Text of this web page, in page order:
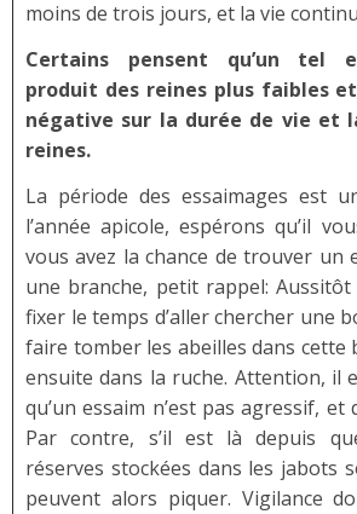
moins de trois jours, et la vie
Certains pensent qu’un tel
produit des reines plus faibles
négative sur la durée de vie et
reines.
La période des essaimages est
l’année apicole, espérons qu’il
vous avez la chance de trouver un
une branche, petit rappel:
fixer le temps d’aller chercher une
faire tomber les abeilles dans cette
ensuite dans la ruche. Attention, il
qu’un essaim n’est pas agressif, et
Par contre, s’il est là depuis
réserves stockées dans les jabots
peuvent alors piquer. Vigilance